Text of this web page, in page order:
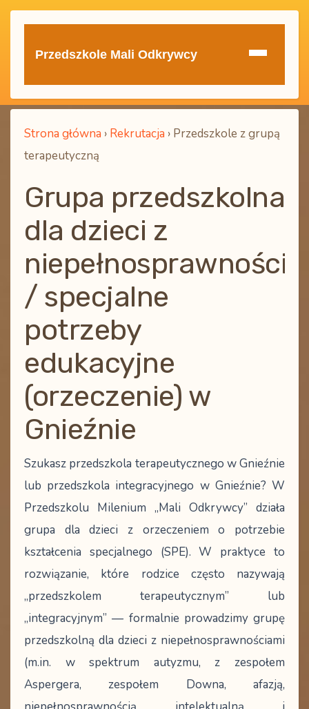
Przedszkole Mali Odkrywcy
Strona główna › Rekrutacja › Przedszkole z grupą
terapeutyczną
Grupa przedszkolna
dla dzieci z
/ specjalne
potrzeby
edukacyjne
(orzeczenie) w
Gnieźnie
Szukasz przedszkola terapeutycznego w Gnieźnie
lub przedszkola integracyjnego w Gnieźnie? W
Przedszkolu Milenium „Mali Odkrywcy” działa
grupa dla dzieci z orzeczeniem o potrzebie
kształcenia specjalnego (SPE). W praktyce to
rozwiązanie, które rodzice często nazywają
„przedszkolem terapeutycznym” lub
„integracyjnym” — formalnie prowadzimy grupę
przedszkolną dla dzieci z niepełnosprawnościami
(m.in. w spektrum autyzmu, z zespołem
Aspergera, zespołem Downa, afazją,